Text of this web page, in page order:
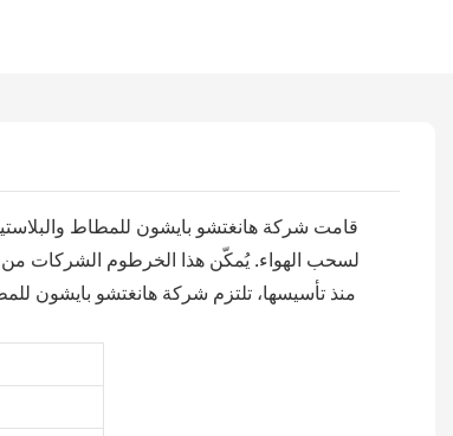
قامت شركة هانغتشو بايشون للمطاط
منذ تأسيسها، تلتزم شركة هانغتشو بايشون